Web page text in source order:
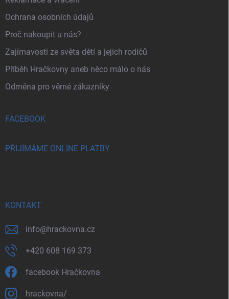
Ochrana osobních údajů
Proč nakoupit u nás?
Zajímavosti ze světa dětí a jejich rodičů
Příběh Hračkovny aneb něco málo o nás
Odměna pro věrné zákazníky
FACEBOOK
PŘIJÍMÁME ONLINE PLATBY
KONTAKT
info@hrackovna.cz
+420 608 169 373
facebook Hračkovna
hrackovna/